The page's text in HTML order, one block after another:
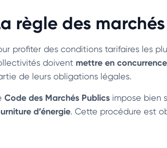
règle des
profiter des conditions tarifaires les
doivent mettre en
de leurs obligations légales.
Code des Marchés Publics impose bien
d’énergie. Cette procédure est